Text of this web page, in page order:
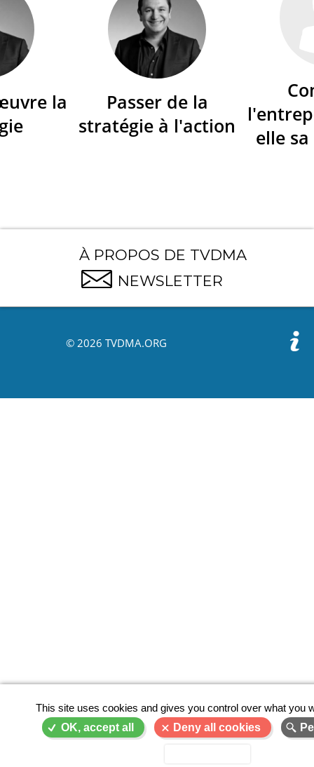
la
Passer de la
stratégie à l'action
elle
À PROPOS DE TVDMA
NEWSLETTER
© 2026 TVDMA.ORG
This site uses cookies and gives you control over what you
OK, accept all
Deny all cookies